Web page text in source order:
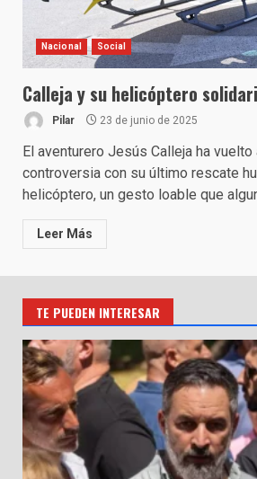
Nacional Social
Calleja y su helicóptero
Pilar 23 de junio de 2025
El aventurero Jesús Calleja ha vuelto
controversia con su último rescate
helicóptero, un gesto loable que
Leer Más
TE PUEDEN INTERESAR